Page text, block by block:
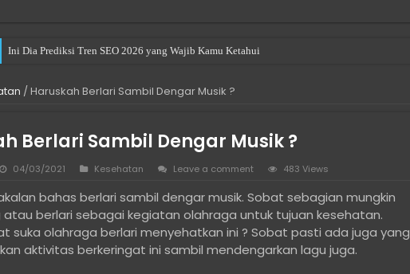
Ini Dia Prediksi Tren SEO 2026 yang Wajib Kamu Ketahui
Practical Choices for Renting a Room in Singapore
/Haruskah Berlari Sambil Dengar Musik ?
Berlari Sambil Dengar Musik ?
04/03/2021 Kesehatan Leave a comment 483 Views
bahas berlari sambil dengar musik. Sobat sebagian mungkin
atau berlari sebagai kegiatan olahraga untuk tujuan kesehatan.
suka olahraga berlari menyehatkan ini ? Sobat pasti ada juga yang
aktivitas berkeringat ini sambil mendengarkan lagu juga.